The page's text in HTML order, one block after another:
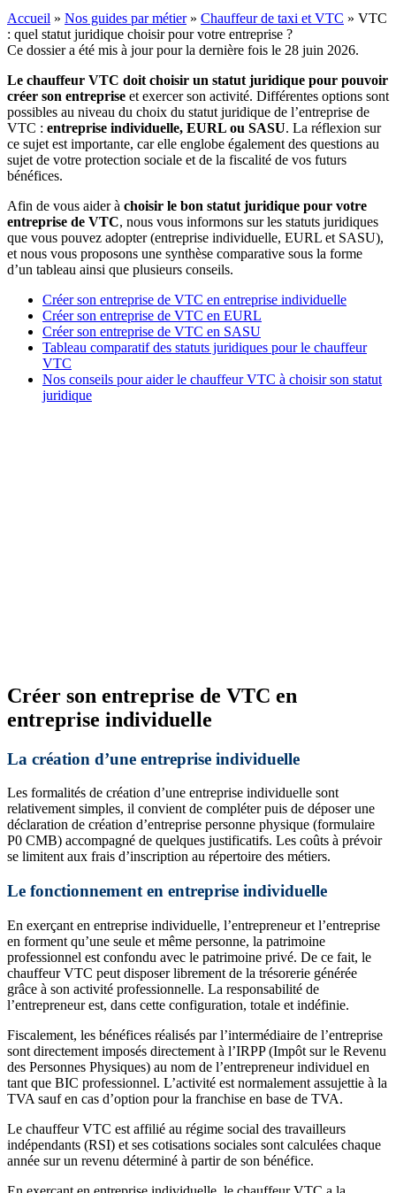
Accueil » Nos guides par métier» Chauffeur de taxi et VTC » VTC
: quel statut juridique choisir pour votre entreprise ?
Ce dossier a été mis à jour pour la dernière fois le 28 juin 2026.
Le chauffeur VTC doit choisir un statut juridique pour pouvoir
créer son entreprise et exercer son activité. Différentes options sont
possibles au niveau du choix du statut juridique de l’entreprise de
VTC : entreprise individuelle, EURL ou SASU. La réflexion sur
ce sujet est importante, car elle englobe également des questions au
sujet de votre protection sociale et de la fiscalité de vos futurs
bénéfices.
Afin de vous aider à choisir le bon statut juridique pour votre
entreprise de VTC, nous vous informons sur les statuts juridiques
que vous pouvez adopter (entreprise individuelle, EURL et SASU),
et nous vous proposons une synthèse comparative sous la forme
d’un tableau ainsi que plusieurs conseils.
Créer son entreprise de VTC en entreprise individuelle
Créer son entreprise de VTC en EURL
Créer son entreprise de VTC en SASU
Tableau comparatif des statuts juridiques pour le chauffeur
VTC
Nos conseils pour aider le chauffeur VTC à choisir son statut
juridique
Créer son entreprise de VTC en
entreprise individuelle
La création d’une entreprise individuelle
Les formalités de création d’une entreprise individuelle sont
relativement simples, il convient de compléter puis de déposer une
déclaration de création d’entreprise personne physique (formulaire
P0 CMB) accompagné de quelques justificatifs. Les coûts à prévoir
se limitent aux frais d’inscription au répertoire des métiers.
Le fonctionnement en entreprise individuelle
En exerçant en entreprise individuelle, l’entrepreneur et l’entreprise
en forment qu’une seule et même personne, la patrimoine
professionnel est confondu avec le patrimoine privé. De ce fait, le
chauffeur VTC peut disposer librement de la trésorerie générée
grâce à son activité professionnelle. La responsabilité de
l’entrepreneur est, dans cette configuration, totale et indéfinie.
Fiscalement, les bénéfices réalisés par l’intermédiaire de l’entreprise
sont directement imposés directement à l’IRPP (Impôt sur le Revenu
des Personnes Physiques) au nom de l’entrepreneur individuel en
tant que BIC professionnel. L’activité est normalement assujettie à la
TVA sauf en cas d’option pour la franchise en base de TVA.
Le chauffeur VTC est affilié au régime social des travailleurs
indépendants (RSI) et ses cotisations sociales sont calculées chaque
année sur un revenu déterminé à partir de son bénéfice.